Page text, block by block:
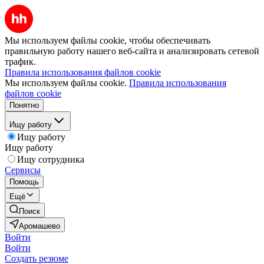
Мы используем файлы cookie, чтобы обеспечивать
правильную работу нашего веб-сайта и анализировать сетевой
трафик.
Правила использования файлов cookie
Мы используем файлы cookie. Правила использования
файлов cookie
Понятно
Ищу работу
Ищу работу
Ищу работу
Ищу сотрудника
Сервисы
Помощь
Ещё
Поиск
Аромашево
Войти
Войти
Создать резюме